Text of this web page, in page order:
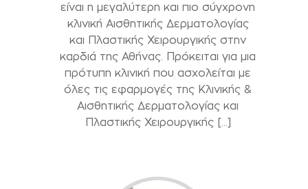
είναι η μεγαλύτερη και πιο σύγχρονη
κλινική Αισθητικής Δερματολογίας
και Πλαστικής Χειρουργικής στην
καρδιά της Αθήνας. Πρόκειται για μια
πρότυπη κλινική που ασχολείται με
όλες τις εφαρμογές της Κλινικής &
Αισθητικής Δερματολογίας και
Πλαστικής Χειρουργικής […]